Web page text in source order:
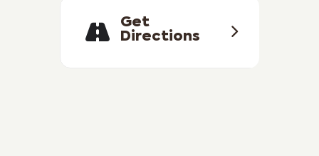
Get
Directions